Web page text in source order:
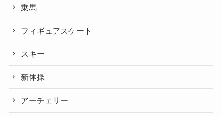
乗馬
フィギュアスケート
スキー
新体操
アーチェリー